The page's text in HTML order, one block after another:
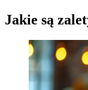
Jakie są